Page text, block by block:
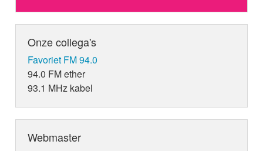
Onze collega's
Favoriet FM 94.0
94.0 FM ether
93.1 MHz kabel
Webmaster